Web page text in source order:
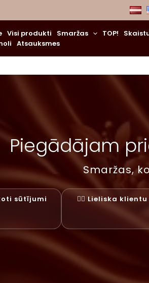
Visi produkti Smaržas TOP!
Atsauksmes
Piegādājam
Smaržas,
sūtījumi ✓⃝ Lieliska